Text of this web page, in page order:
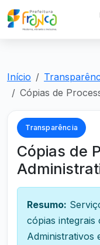
Início
Cópias de
Transparência
Cópias de
Resumo:
cópias integrais
Administrativos